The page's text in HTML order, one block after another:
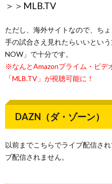
＞＞ MLB.TV
ただし、海外サイトなので、ち
手の試合さえ見れたらいいとい
NOW」で十分です。
※なんとAmazonプライム・ビデ
「MLB.TV」が視聴可能に！
DAZN（ダ・ゾーン）
以前までこちらでライブ配信さ
ブ配信されません。